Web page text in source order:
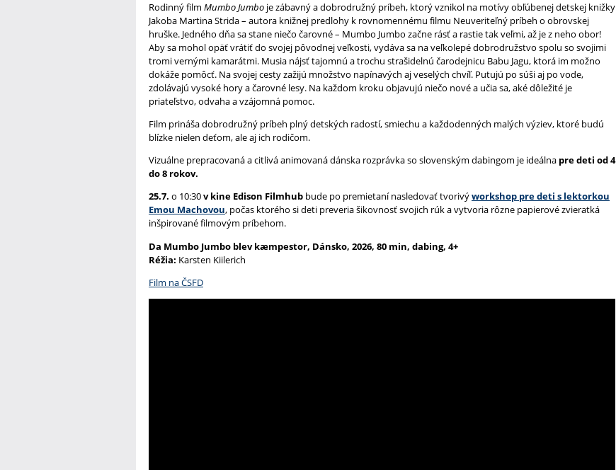
Rodinný film Mumbo Jumbo je zábavný a dobrodružný príbeh, ktorý vznikol na motívy obľúbenej detskej knižky
Jakoba Martina Strida – autora knižnej predlohy k rovnomennému filmu Neuveriteľný príbeh o obrovskej
hruške. Jedného dňa sa stane niečo čarovné – Mumbo Jumbo začne rásť a rastie tak veľmi, až je z neho obor!
Aby sa mohol opäť vrátiť do svojej pôvodnej veľkosti, vydáva sa na veľkolepé dobrodružstvo spolu so svojimi
tromi vernými kamarátmi. Musia nájsť tajomnú a trochu strašidelnú čarodejnicu Babu Jagu, ktorá im možno
dokáže pomôcť. Na svojej cesty zažijú množstvo napínavých aj veselých chvíľ. Putujú po súši aj po vode,
zdolávajú vysoké hory a čarovné lesy. Na každom kroku objavujú niečo nové a učia sa, aké dôležité je
priateľstvo, odvaha a vzájomná pomoc.
Film prináša dobrodružný príbeh plný detských radostí, smiechu a každodenných malých výziev, ktoré budú
blízke nielen deťom, ale aj ich rodičom.
Vizuálne prepracovaná a citlivá animovaná dánska rozprávka so slovenským dabingom je ideálna pre deti od 4
do 8 rokov.
25.7. o 10:30v kine Edison Filmhub bude po premietaní nasledovať tvorivýworkshop pre deti s lektorkou
Emou Machovou, počas ktorého si deti preveria šikovnosť svojich rúk a vytvoria rôzne papierové zvieratká
inšpirované filmovým príbehom.
Da Mumbo Jumbo blev kæmpestor, Dánsko, 2026, 80 min, dabing, 4+
Réžia: Karsten Kiilerich
Film na ČSFD